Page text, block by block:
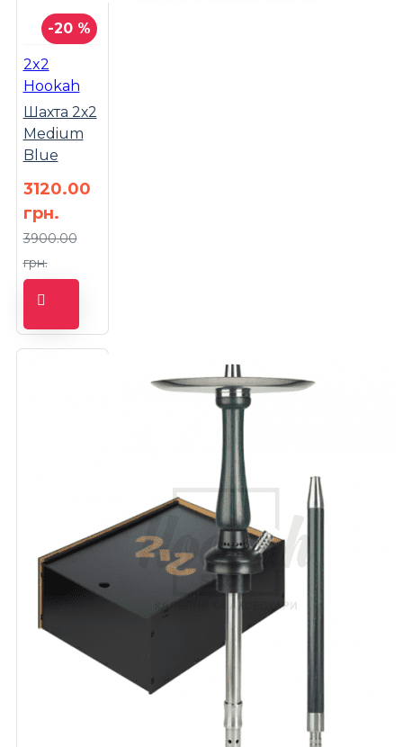
-20 %
2x2
Hookah
Шахта 2х2
Medium
Blue
3120.00
грн.
3900.00
грн.